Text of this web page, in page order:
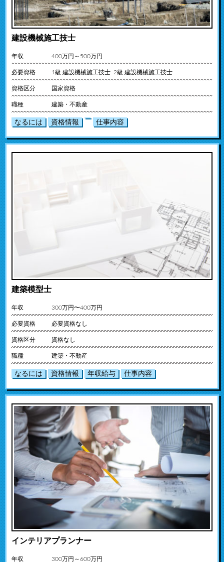
建設機械施工技士
年収 400万円～500万円
必要資格 1級 建設機械施工技士 2級 建設機械施工技士
資格区分 国家資格
職種 建築・不動産
なるには 資格情報 仕事内容
建築模型士
年収 300万円〜400万円
必要資格 必要資格なし
資格区分 資格なし
職種 建築・不動産
なるには 資格情報 年収給与 仕事内容
インテリアプランナー
年収 300万円～600万円